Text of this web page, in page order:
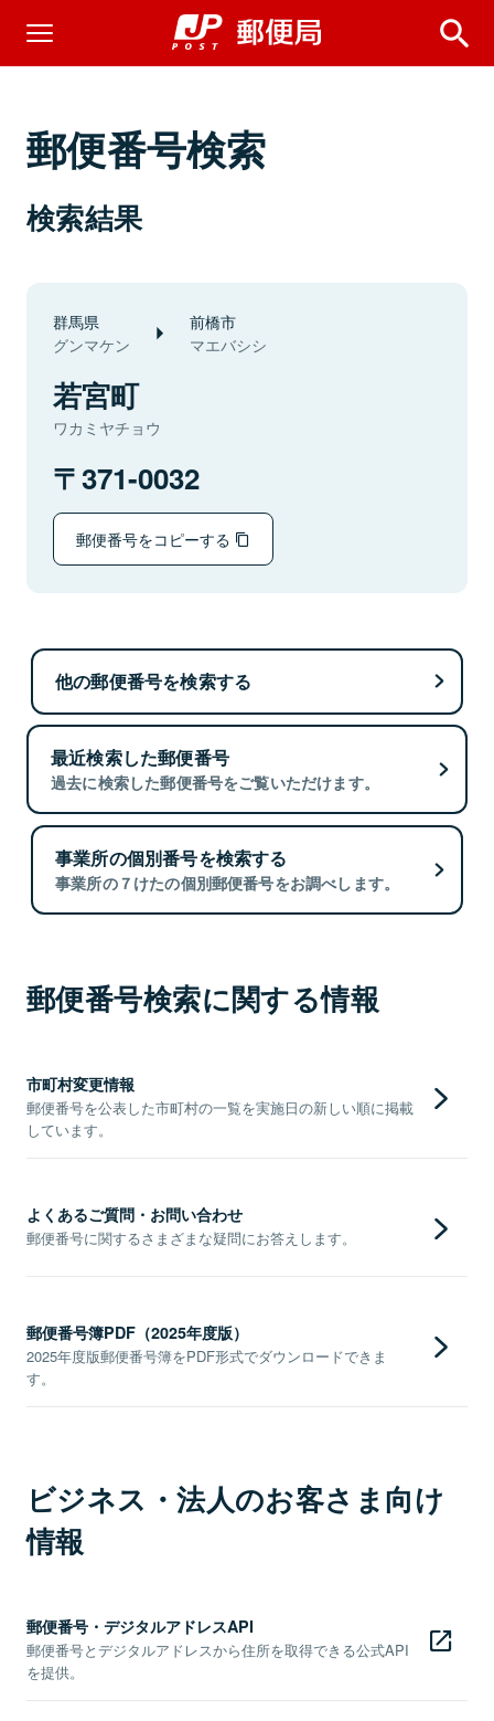
郵便番号検索
検索結果
群馬県
グンマケン
前橋市
マエバシシ
若宮町
ワカミヤチョウ
371-0032
郵便番号をコピーする
他の郵便番号を検索する
最近検索した郵便番号
過去に検索した郵便番号をご覧いただけます。
事業所の個別番号を検索する
事業所の７けたの個別郵便番号をお調べします。
郵便番号検索に関する情報
市町村変更情報
郵便番号を公表した市町村の一覧を実施日の新しい順に掲載
しています。
よくあるご質問・お問い合わせ
郵便番号に関するさまざまな疑問にお答えします。
郵便番号簿PDF（2025年度版）
2025年度版郵便番号簿をPDF形式でダウンロードできま
す。
ビジネス・法人のお客さま向け
情報
郵便番号・デジタルアドレスAPI
郵便番号とデジタルアドレスから住所を取得できる公式API
を提供。